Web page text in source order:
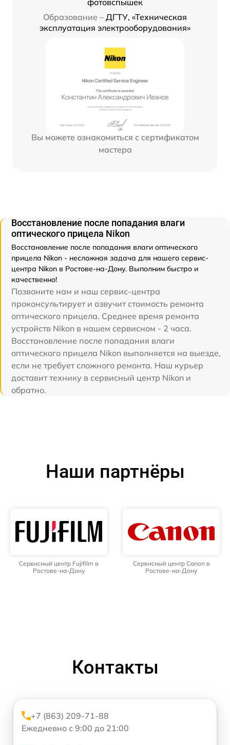
фотовспышек
Образование – ДГТУ, «Техническая
эксплуатация электрооборудования»
Вы можете ознакомиться с сертификатом
мастера
Восстановление после попадания влаги
оптического прицела Nikon
Восстановление после попадания влаги оптического
прицела Nikon - несложная задача для нашего сервис-
центра Nikon в Ростове-на-Дону. Выполним быстро и
качественно!
Позвоните нам и наш сервис-центра
проконсультирует и озвучит стоимость ремонта
оптического прицела. Среднее время ремонта
устройств Nikon в нашем сервисном - 2 часа.
Восстановление после попадания влаги
оптического прицела Nikon выполняется на выезде,
если не требует сложного ремонта. Наш курьер
доставит технику в сервисный центр Nikon и
обратно.
Наши партнёры
Сервисный центр Fujifilm в
Ростове-на-Дону
Сервисный центр Canon в
Ростове-на-Дону
Контакты
+7 (863) 209-71-88
Ежедневно с 9:00 до 21:00